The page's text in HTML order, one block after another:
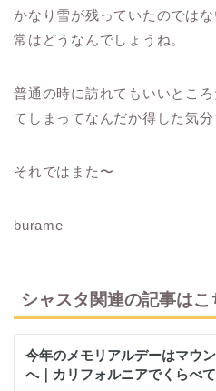
かなり雪が残っていたのでは
常はどうなんでしょうね。
普通の時に訪れてもいいとこ
てしまってなんだか得した気分
それではまた〜
burame
シャスタ関連の記事はこ